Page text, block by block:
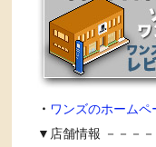
・ ワンズのホームペ
▼店舗情報 －－－